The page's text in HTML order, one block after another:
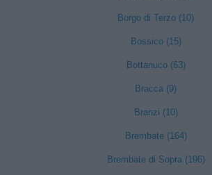
Borgo di Terzo (10)
Bossico (15)
Bottanuco (63)
Bracca (9)
Branzi (10)
Brembate (164)
Brembate di Sopra (196)